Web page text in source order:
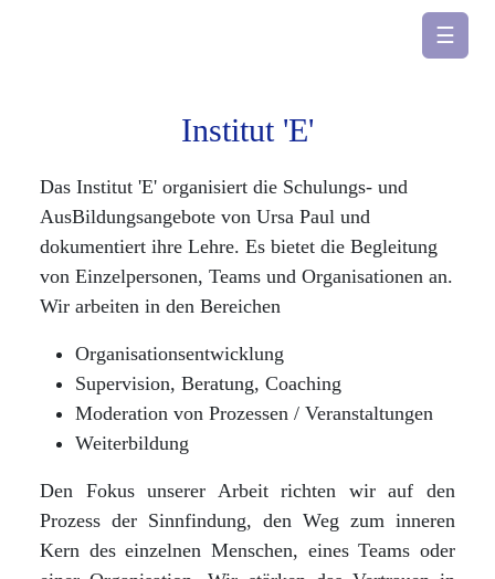
☰
Institut 'E'
Das Institut 'E' organisiert die Schulungs- und
AusBildungsangebote von Ursa Paul und
dokumentiert ihre Lehre. Es bietet die Begleitung
von Einzelpersonen, Teams und Organisationen an.
Wir arbeiten in den Bereichen
Organisationsentwicklung
Supervision, Beratung, Coaching
Moderation von Prozessen / Veranstaltungen
Weiterbildung
Den Fokus unserer Arbeit richten wir auf den
Prozess der Sinnfindung, den Weg zum inneren
Kern des einzelnen Menschen, eines Teams oder